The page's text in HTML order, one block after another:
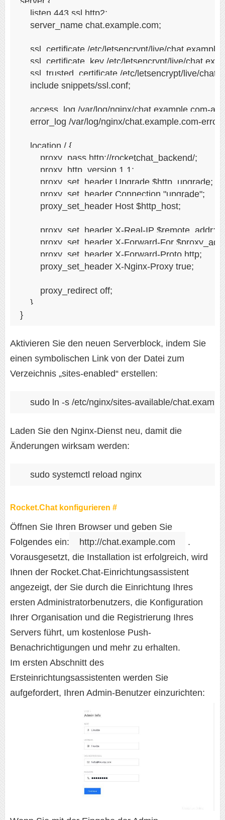
    listen 443 ssl http2;
    server_name chat.example.com;
ssl_certificate /etc/letsencrypt/live/
ssl_certificate_key /etc/letsencrypt/live/
ssl_trusted_certificate /etc/letsencrypt/live/
    include snippets/ssl.conf;
access_log /var/log/nginx/chat.example.com-
error_log /var/log/nginx/chat.example.com-
    location / {
        proxy_pass http://rocketchat_backend/;
        proxy_http_version 1.1;
        proxy_set_header Upgrade $http_upgrade;
        proxy_set_header Connection "upgrade";
        proxy_set_header Host $http_host;
        proxy_set_header X-Real-IP $remote_addr;
proxy_set_header X-Forward-For
        proxy_set_header X-Forward-Proto http;
        proxy_set_header X-Nginx-Proxy true;
        proxy_redirect off;
    }
Aktivieren Sie den neuen Serverblock, indem Sie
einen symbolischen Link von der Datei zum
Verzeichnis „sites-enabled“ erstellen:
sudo ln -s /etc/nginx/sites-available/
Laden Sie den Nginx-Dienst neu, damit die
Änderungen wirksam werden:
sudo systemctl reload nginx
Rocket.Chat konfigurieren #
Öffnen Sie Ihren Browser und geben Sie
Folgendes ein:
http://chat.example.com
.
Vorausgesetzt, die Installation ist erfolgreich, wird
Ihnen der Rocket.Chat-Einrichtungsassistent
angezeigt, der Sie durch die Einrichtung Ihres
ersten Administratorbenutzers, die Konfiguration
Ihrer Organisation und die Registrierung Ihres
Servers führt, um kostenlose Push-
Benachrichtigungen und mehr zu erhalten.
Im ersten Abschnitt des
Ersteinrichtungsassistenten werden Sie
aufgefordert, Ihren Admin-Benutzer einzurichten: